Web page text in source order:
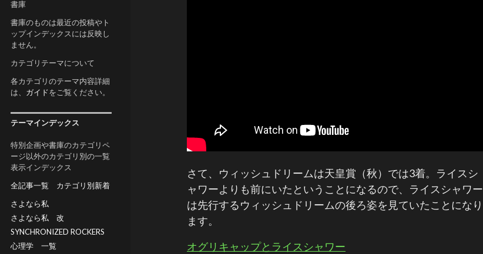
さて、ウィッシュドリームは天皇賞（秋）では3着。ライスシ
ャワーよりも前にいたということになるので、ライスシャワー
は先行するウィッシュドリームの後ろ姿を見ていたことになり
ます。
オグリキャップとライスシャワー
書庫
書庫のものは最近の投稿やト
ップインデックスには反映し
ません。
カテゴリテーマについて
各カテゴリのテーマ内容詳細
は、 ガイドをご覧ください。
テーマインデックス
特別企画や書庫のカテゴリペ
ージ以外のカテゴリ別の一覧
表示インデックス
全記事一覧
カテゴリ別新着
さよなら私
さよなら私 改
SYNCHRONIZED ROCKERS
心理学 一覧